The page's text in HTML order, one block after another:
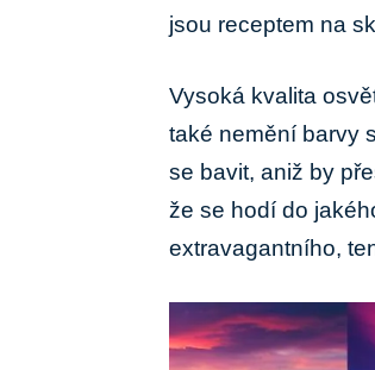
jsou receptem na
Vysoká kvalita​
⁣také nemění barvy
se bavit, aniž by
že se hodí‍ do
extravagantního,